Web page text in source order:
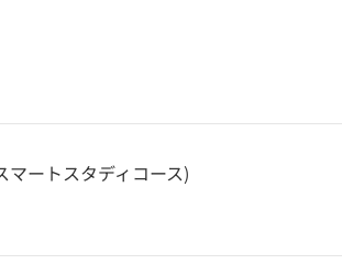
ートスタディコース)